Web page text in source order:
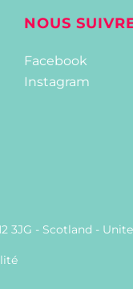
NOUS
Facebook
Instagram
3JG - Scotland -